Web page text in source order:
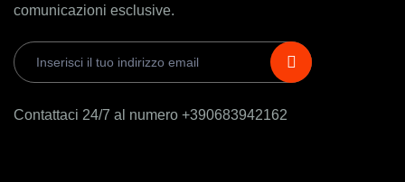
comunicazioni esclusive.
Contattaci 24/7 al numero +390683942162